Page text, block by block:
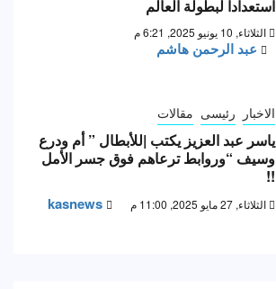
استعدادا لبطولة العالم
الثلاثاء, 10 يونيو 2025, 6:21 م
عبد الرحمن هاشم
الاخبار رئيسى مقالات
ياسر عبد العزيز يكتب |للأبطال ” أم ودرع
وسيف “وروابط ترعاهم فوق جسر الأمل
!!
الثلاثاء, 27 مايو 2025, 11:00 م kasnews